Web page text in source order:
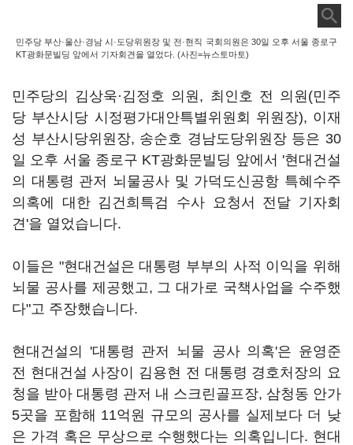
민주당 부산·울산·경남 시·도당위원장 및 전·현직 국회의원은 30일 오후 서울 종로구
KT광화문빌딩 앞에서 기자회견을 열었다. (사진=뉴스토마토)
민주당의 김상욱·김정호 의원, 최인호 전 의원(민주
당 부산시당 시정평가대안특별위원회 위원장), 이재
성 부산시당위원장, 송순호 경남도당위원장 등은 30
일 오후 서울 종로구 KT광화문빌딩 앞에서 '현대건설
의 대통령 관저 뇌물공사 및 가덕도신공항 특혜수주
의혹에 대한 김건희특검 수사 요청서 전달 기자회
견'을 열었습니다.
이들은 "현대건설은 대통령 부부의 사적 이익을 위해
뇌물 공사를 제공했고, 그 대가로 국책사업을 수주했
다"고 주장했습니다.
현대건설의 '대통령 관저 뇌물 공사 의혹'은 윤영준
전 현대건설 사장이 김용현 전 대통령 경호처장의 요
청을 받아 대통령 관저 내 스크린골프장, 삼청동 안가
5곳을 포함해 11억원 규모의 공사를 실제보다 더 낮
은 가격 혹은 무상으로 수행했다는 의혹입니다. 현대